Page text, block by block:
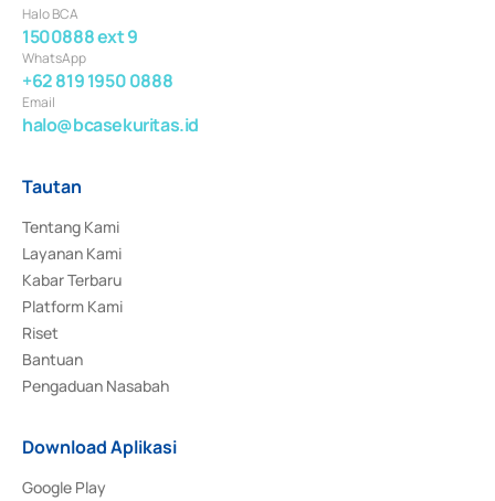
Halo BCA
1500888 ext 9
WhatsApp
+62 819 1950 0888
Email
halo@bcasekuritas.id
Tautan
Tentang Kami
Layanan Kami
Kabar Terbaru
Platform Kami
Riset
Bantuan
Pengaduan Nasabah
Download Aplikasi
Google Play